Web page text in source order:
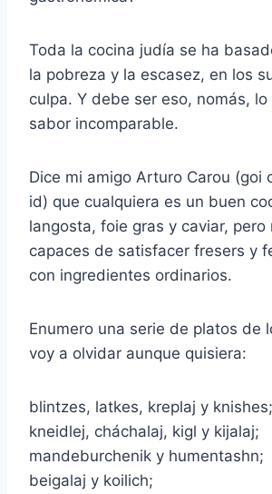
Toda la cocina judía se ha
la pobreza y la escasez, en los
culpa. Y debe ser eso, nomás,
sabor incomparable.
Dice mi amigo Arturo Carou (goi
id) que cualquiera es un buen
langosta, foie gras y caviar, pero
capaces de satisfacer fresers y
con ingredientes ordinarios.
Enumero una serie de platos de
voy a olvidar aunque quisiera:
blintzes, latkes, kreplaj y knishes;
kneidlej, cháchalaj, kigl y kijalaj;
mandeburchenik y humentashn;
beigalaj y koilich;